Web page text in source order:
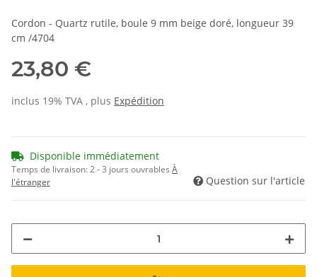
Cordon - Quartz rutile, boule 9 mm beige doré, longueur 39
cm /4704
23,80 €
inclus 19% TVA , plus Expédition
Disponible immédiatement
Temps de livraison:2 - 3 jours ouvrables À
l'étranger
Question sur l'article